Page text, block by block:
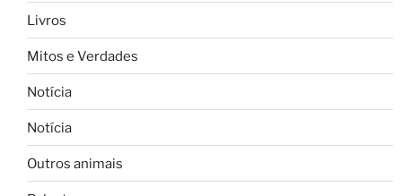
Livros
Mitos e Verdades
Notícia
Notícia
Outros animais